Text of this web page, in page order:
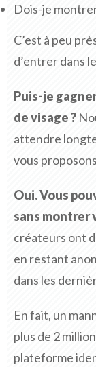
Dois-je
C’est à peu
d’entrer dans
Puis-je
de visage ?
attendre
vous
Oui. Vous
sans montrer
créateurs ont
en restant
dans les
En fait, un
plus de 2
plateforme